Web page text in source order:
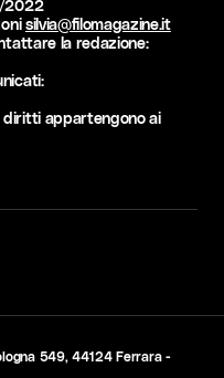
2022
silvia@filomagazine.it
la redazione:
diritti appartengono ai
549, 44124 Ferrara -